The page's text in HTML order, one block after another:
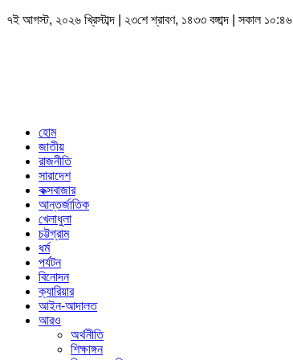
৭ই আগস্ট, ২০২৬ খ্রিস্টাব্দ | ২৩শে শ্রাবণ, ১৪৩৩ বঙ্গাব্দ | সকাল ১০:৪৬
হোম
জাতীয়
রাজনীতি
সারাদেশ
কক্সবাজার
আন্তর্জাতিক
খেলাধুলা
চট্টগ্রাম
ধর্ম
পর্যটন
বিনোদন
ক্যারিয়ার
আইন-আদালত
আরও
অর্থনীতি
শিক্ষাঙ্গন